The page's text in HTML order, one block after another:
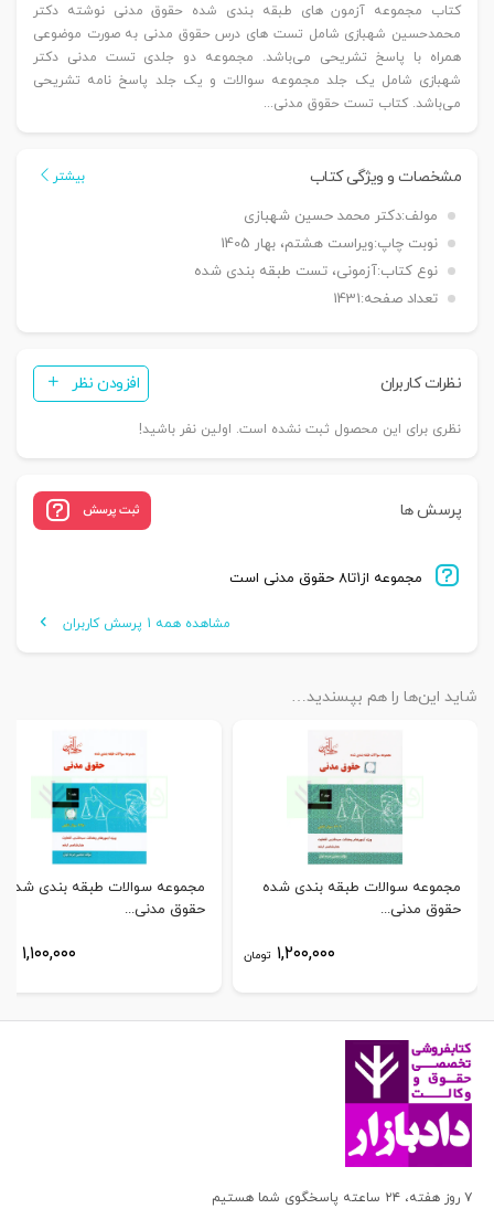
کتاب مجموعه آزمون های طبقه بندی شده حقوق مدنی نوشته دکتر
محمدحسین شهبازی شامل تست های درس حقوق مدنی به صورت موضوعی
همراه با پاسخ تشریحی می‌باشد. مجموعه دو جلدی تست مدنی دکتر
شهبازی شامل یک جلد مجموعه سوالات و یک جلد پاسخ نامه تشریحی
می‌باشد. کتاب تست حقوق مدنی...
مشخصات و ویژگی کتاب بیشتر
مولف:دکتر محمد حسین شهبازی
نوبت چاپ:ویراست هشتم، بهار 1405
نوع کتاب:آزمونی، تست طبقه بندی شده
تعداد صفحه:1431
نظرات کاربران افزودن نظر
نظری برای این محصول ثبت نشده است. اولین نفر باشید!
پرسش ها ثبت پرسش
مجموعه از۱تا۸ حقوق مدنی است
مشاهده همه 1 پرسش کاربران
شاید این‌ها را هم بپسندید…
مجموعه سوالات طبقه بندی شده
حقوق مدنی...
۱,۲۰۰,۰۰۰ تومان
مجموعه سوالات طبقه بندی شده
حقوق مدنی...
۱,۱۰۰,۰۰۰
۷ روز هفته، ۲۴ ساعته پاسخگوی شما هستیم